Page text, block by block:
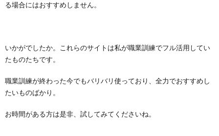
る場合にはおすすめしません。
いかがでしたか。これらのサイトは私が職業訓練でフル活用してい
たものたちです。
職業訓練が終わった今でもバリバリ使っており、全力でおすすめし
たいものばかり。
お時間がある方は是非、試してみてくださいね。